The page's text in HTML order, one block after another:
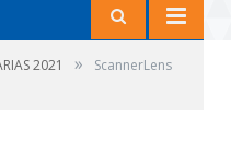
2021 »
ScannerLens